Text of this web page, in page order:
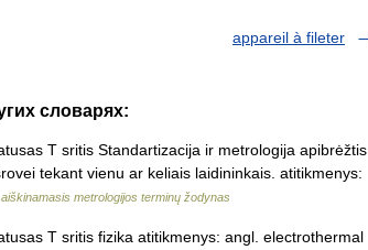
appareil à fileter
словарях:
T sritis Standartizacija ir metrologija apibrėžtis
tekant vienu ar keliais laidininkais. atitikmenys:
metrologijos terminų žodynas
T sritis fizika atitikmenys: angl. electrothermal